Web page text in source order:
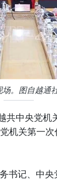
场。图自越通
中央党机
机关第一
书记、中